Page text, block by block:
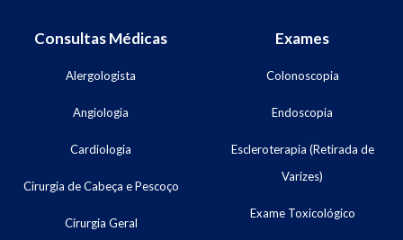
Consultas Médicas
Alergologista
Angiologia
Cardiologia
Cirurgia de Cabeça e Pescoço
Cirurgia Geral
Exames
Colonoscopia
Endoscopia
Escleroterapia (Retirada de
Varizes)
Exame Toxicológico